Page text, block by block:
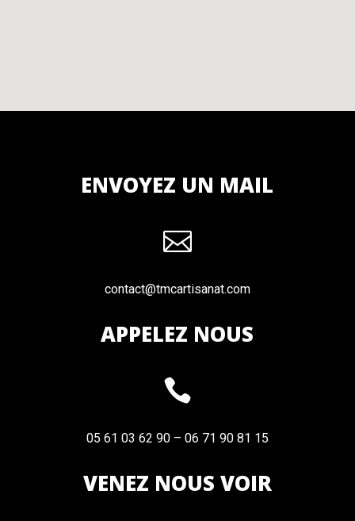
ENVOYEZ UN MAIL

contact@tmcartisanat.com
APPELEZ NOUS

05 61 03 62 90 – 06 71 90 81 15
VENEZ NOUS VOIR